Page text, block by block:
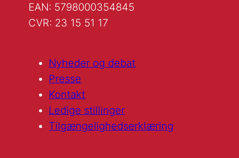
EAN: 5798000354845
CVR: 23 15 51 17
Nyheder og debat
Presse
Kontakt
Ledige stillinger
Tilgængelighedserklæring